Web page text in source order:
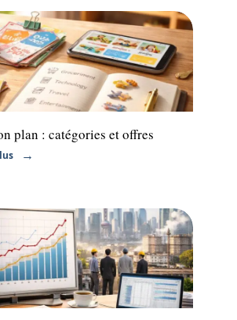
plan : catégories et offres